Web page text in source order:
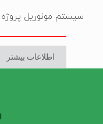
سیستم مونوریل پروژه
اطلاعات بیشتر